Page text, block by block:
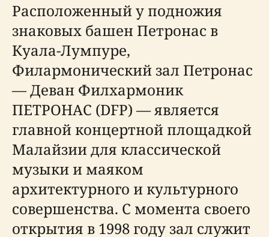
Расположенный у подножия
знаковых башен Петронас в
Куала-Лумпуре,
Филармонический зал Петронас
— Деван Филхармоник
ПЕТРОНАС (DFP) — является
главной концертной площадкой
Малайзии для классической
музыки и маяком
архитектурного и культурного
совершенства. С момента своего
открытия в 1998 году зал служит